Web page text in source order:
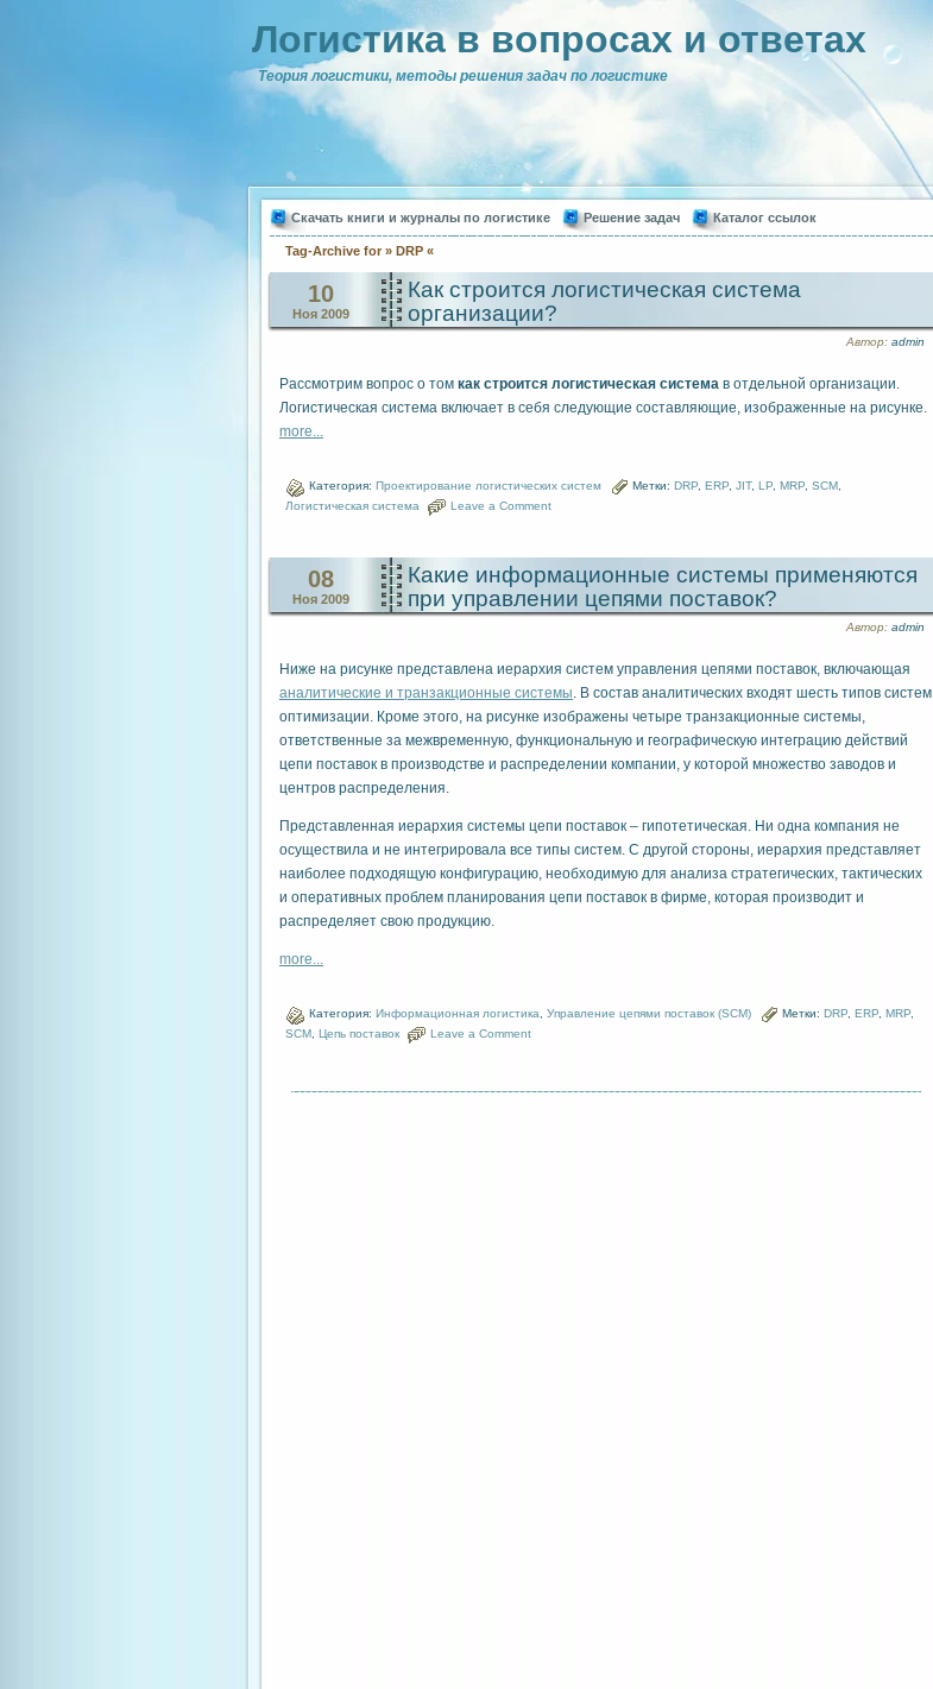
Логистика в вопросах и ответах
Теория логистики, методы решения задач по логистике
Скачать книги и журналы по логистике Решение задач Каталог ссылок
Tag-Archive for » DRP «
10
Ноя 2009
Как строится логистическая система
организации?
Автор: admin
Рассмотрим вопрос о том как строится логистическая система в отдельной организации.
Логистическая система включает в себя следующие составляющие, изображенные на рисунке.
more...
Категория: Проектирование логистических систем Метки: DRP ERP JIT, LP MRP SCM
Логистическая система
Leave a Comment
08
Ноя 2009
Какие информационные системы применяются
при управлении цепями поставок?
Автор: admin
Ниже на рисунке представлена иерархия систем управления цепями поставок, включающая
аналитические и транзакционные системы. В состав аналитических входят шесть типов систем
оптимизации. Кроме этого, на рисунке изображены четыре транзакционные системы,
ответственные за межвременную, функциональную и географическую интеграцию действий
цепи поставок в производстве и распределении компании, у которой множество заводов и
центров распределения.
Представленная иерархия системы цепи поставок – гипотетическая. Ни одна компания не
осуществила и не интегрировала все типы систем. С другой стороны, иерархия представляет
наиболее подходящую конфигурацию, необходимую для анализа стратегических, тактических
и оперативных проблем планирования цепи поставок в фирме, которая производит и
распределяет свою продукцию.
more...
Категория: Информационная логистика Управление цепями поставок (SCM) Метки: DRP ERP MRP
SCM Цепь поставок Leave a Comment